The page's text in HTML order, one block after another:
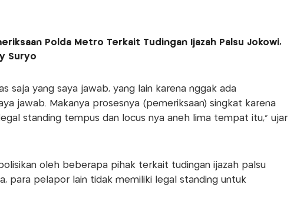
Polda Metro Terkait Tudingan Ijazah Palsu Jokowi,
Suryo
saja yang saya jawab, yang lain karena nggak ada
jawab. Makanya prosesnya (pemeriksaan) singkat karena
standing tempus dan locus nya aneh lima tempat itu,” ujar
oleh beberapa pihak terkait tudingan ijazah palsu
para pelapor lain tidak memiliki legal standing untuk